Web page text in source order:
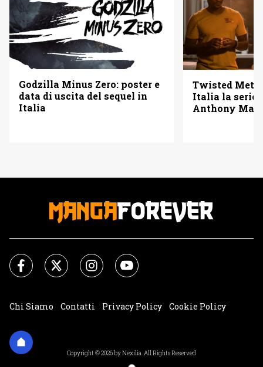
Godzilla Minus Zero: poster e
data di uscita del sequel in
Italia
Twisted
Italia la serie
Anthony
Chi Siamo Contatti Privacy Policy
Cookie Policy
Copyright © 2026 by Nexilia. All Rights Reserved